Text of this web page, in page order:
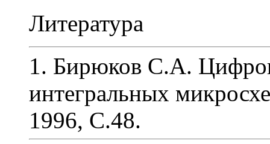
Литература
1. Бирюков С.А.
интегральных
1996, С.48.